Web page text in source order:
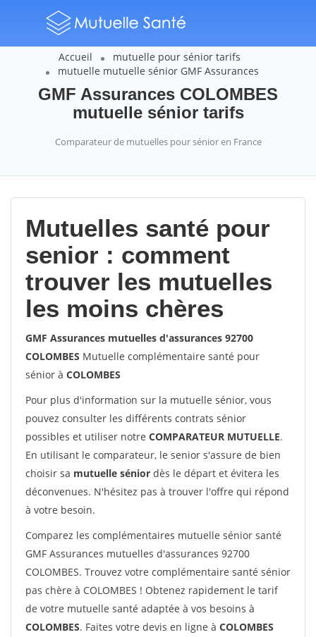
Accueil
mutuelle pour sénior tarifs
mutuelle mutuelle sénior GMF Assurances
GMF Assurances COLOMBES
mutuelle sénior tarifs
Comparateur de mutuelles pour sénior en France
Mutuelles santé pour
senior : comment
trouver les mutuelles
les moins chères
GMF Assurances mutuelles d'assurances 92700
COLOMBES Mutuelle complémentaire santé pour
sénior à COLOMBES
Pour plus d'information sur la mutuelle sénior, vous
pouvez consulter les différents contrats sénior
possibles et utiliser notre COMPARATEUR MUTUELLE.
En utilisant le comparateur, le senior s'assure de bien
choisir sa mutuelle sénior dès le départ et évitera les
déconvenues. N'hésitez pas à trouver l'offre qui répond
à votre besoin.
Comparez les complémentaires mutuelle sénior santé
GMF Assurances mutuelles d'assurances 92700
COLOMBES. Trouvez votre complémentaire santé sénior
pas chère à COLOMBES ! Obtenez rapidement le tarif
de votre mutuelle santé adaptée à vos besoins à
COLOMBES. Faites votre devis en ligne à COLOMBES